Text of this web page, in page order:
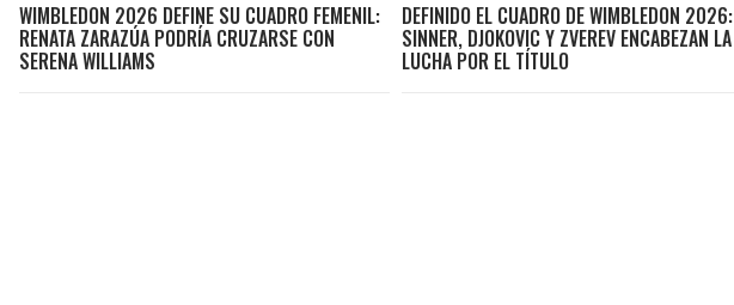
WIMBLEDON 2026 DEFINE SU CUADRO FEMENIL:
RENATA ZARAZÚA PODRÍA CRUZARSE CON
SERENA WILLIAMS
DEFINIDO EL CUADRO DE WIMBLEDON 2026:
SINNER, DJOKOVIC Y ZVEREV ENCABEZAN LA
LUCHA POR EL TÍTULO